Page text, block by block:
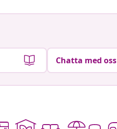
Chatta med oss